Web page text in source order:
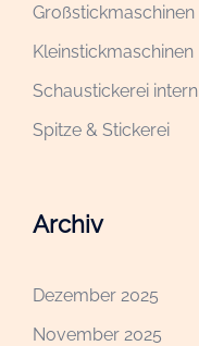
Großstickmaschinen
Kleinstickmaschinen
Schaustickerei intern
Spitze & Stickerei
Archiv
Dezember 2025
November 2025